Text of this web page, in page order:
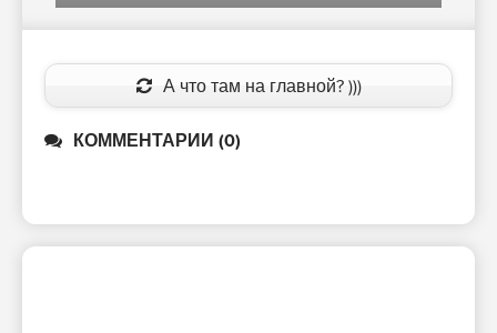
А что там на главной? )))
КОММЕНТАРИИ (0)